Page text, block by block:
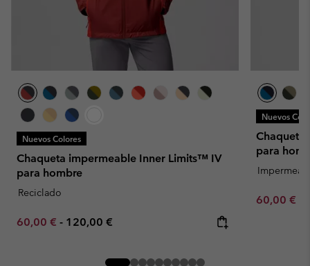
Nuevos Colores
Chaqueta impermeable Inner Limits™ IV
para hombre
Reciclado
Minimum sale price:
60,00 € - Maximum price:
120,00 €
Nuevos
para
Minimum
60,00 €